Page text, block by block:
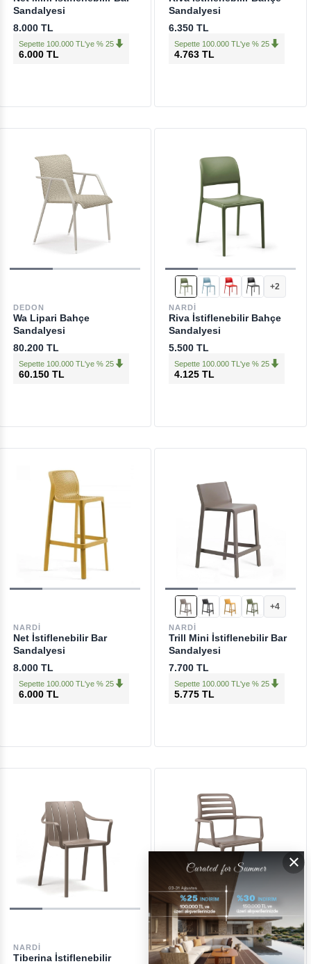
Sandalyesi
8.000 TL
Sepette 100.000 TL'ye % 25
6.000 TL
Sandalyesi
6.350 TL
Sepette 100.000 TL'ye % 25
4.763 TL
DEDON
Wa Lipari Bahçe
Sandalyesi
80.200 TL
Sepette 100.000 TL'ye % 25
60.150 TL
+2
NARDI
Riva İstiflenebilir Bahçe
Sandalyesi
5.500 TL
Sepette 100.000 TL'ye % 25
4.125 TL
NARDI
Net İstiflenebilir Bar
Sandalyesi
8.000 TL
Sepette 100.000 TL'ye % 25
6.000 TL
+4
NARDI
Trill Mini İstiflenebilir Bar
Sandalyesi
7.700 TL
Sepette 100.000 TL'ye % 25
5.775 TL
NARDI
Tiberina İstiflenebilir
NARDI
Costa İstiflenebilir Bahçe
×